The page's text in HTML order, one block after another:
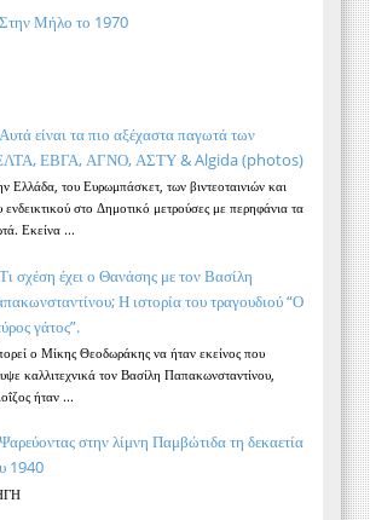
Στην Μήλο το 1970
Αυτά είναι τα πιο αξέχαστα παγωτά των
ΕΒΓΑ, ΑΓΝΟ, ΑΣΤΥ & Algida (photos)
Ελλάδα, του Ευρωμπάσκετ, των βιντεοταινιών και
ενδεικτικού στο Δημοτικό μετρούσες με περηφάνια τα
Εκείνα ...
Τι σχέση έχει ο Θανάσης με τον Βασίλη
Η ιστορία του τραγουδιού “Ο
γάτος”.
ο Μίκης Θεοδωράκης να ήταν εκείνος που
καλλιτεχνικά τον Βασίλη Παπακωνσταντίνου,
ήταν ...
Ψαρεύοντας στην λίμνη Παμβώτιδα τη δεκαετία
1940